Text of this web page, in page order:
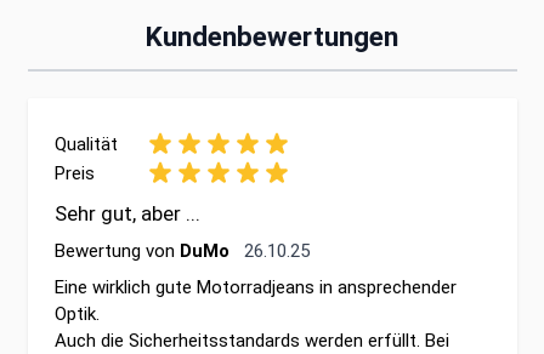
Kundenbewertungen
Qualität
Preis
Sehr gut, aber ...
Bewertung von DuMo 26. Oktober 2025
26.10.25
Eine wirklich gute Motorradjeans in ansprechender
Optik.
Auch die Sicherheitsstandards werden erfüllt. Bei